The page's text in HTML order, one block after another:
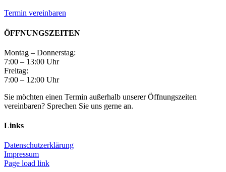
Termin vereinbaren
ÖFFNUNGSZEITEN
Montag – Donnerstag:
7:00 – 13:00 Uhr
Freitag:
7:00 – 12:00 Uhr
Sie möchten einen Termin außerhalb unserer Öffnungszeiten
vereinbaren? Sprechen Sie uns gerne an.
Links
Datenschutzerklärung
Impressum
Page load link